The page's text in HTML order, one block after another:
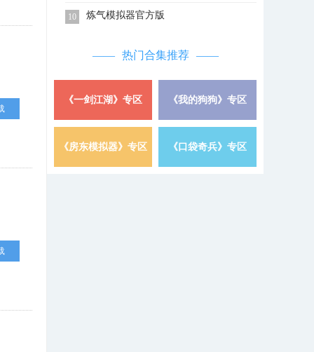
10 炼气模拟器官方版
热门合集推荐
《一剑江湖》专区 详情 »
《我的狗狗》专区
《房东模拟器》专区 详情 »
《口袋奇兵》专区